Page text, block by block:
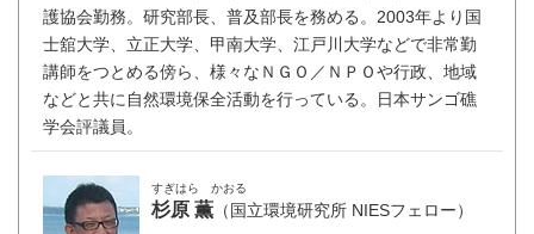
護協会勤務。研究部長、普及部長を務める。2003年より国
士舘大学、立正大学、甲南大学、江戸川大学などで非常勤
講師をつとめる傍ら、様々なＮＧＯ／ＮＰＯや行政、地域
などと共に自然環境保全活動を行っている。日本サンゴ礁
学会評議員。
すぎはら かおる
杉原 薫 （国立環境研究所 NIESフェロー）